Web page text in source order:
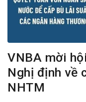
VNBA mời
Nghị định về
NHTM